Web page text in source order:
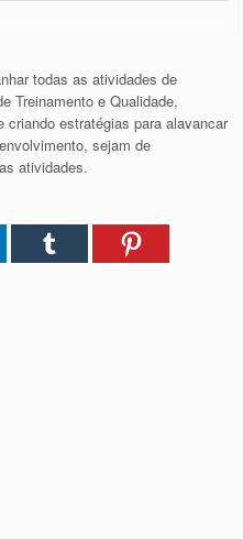
todas as atividades de
Treinamento e Qualidade,
estratégias para alavancar
sejam de
atividades.